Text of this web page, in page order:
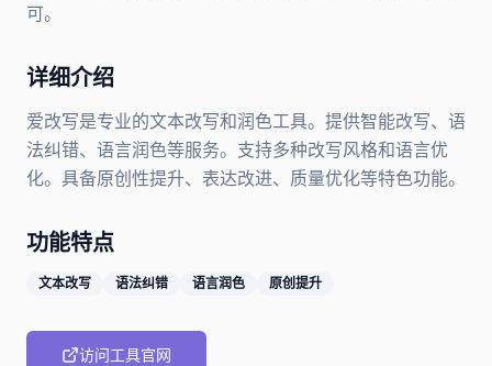
可。
详细介绍
爱改写是专业的文本改写和润色工具。提供智能改写、语
法纠错、语言润色等服务。支持多种改写风格和语言优
化。具备原创性提升、表达改进、质量优化等特色功能。
功能特点
文本改写 语法纠错 语言润色 原创提升
访问工具官网